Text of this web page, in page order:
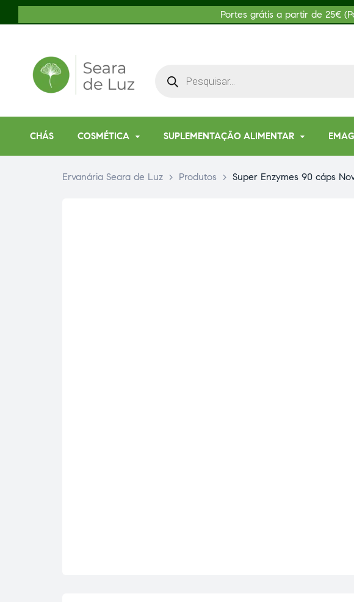
Portes grátis a partir de 25€
CHÁS COSMÉTICA SUPLEMENTAÇÃO ALIMENTAR
Ervanária Seara de Luz > Produtos > Super Enzymes 90 cáps